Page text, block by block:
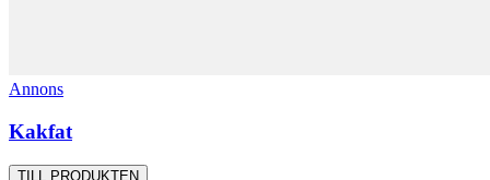
Annons
Kakfat
TILL PRODUKTEN